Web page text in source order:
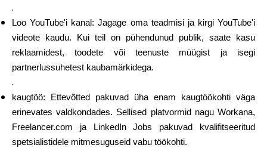
.
Loo YouTube'i kanal: Jagage oma teadmisi ja kirgi YouTube'i
videote kaudu. Kui teil on pühendunud publik, saate kasu
reklaamidest, toodete või teenuste müügist ja isegi
partnerlussuhetest kaubamärkidega.
.
kaugtöö: Ettevõtted pakuvad üha enam kaugtöökohti väga
erinevates valdkondades. Sellised platvormid nagu Workana,
Freelancer.com ja LinkedIn Jobs pakuvad kvalifitseeritud
spetsialistidele mitmesuguseid vabu töökohti.